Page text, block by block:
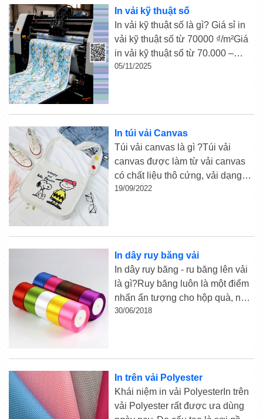
In vải kỹ thuật số
In vải kỹ thuật số là gì? Giá sỉ in
vải kỹ thuật số từ 70000 ₫/m²Giá
in vải kỹ thuật số từ 70.000 –
180.000 ₫/m², để in vải kỹ thuật
05/11/2025
In túi vải Canvas
Túi vải canvas là gì ?Túi vải
canvas được làm từ vải canvas
có chất liệu thô cứng, vải dạng
sợi nên độ bền cao, khả năng
19/09/2022
In dây ruy băng vải
In dây ruy băng - ru băng lên vải
là gì?Ruy băng luôn là một điểm
nhấn ấn tượng cho hộp quà, nó
không chỉ giúp hộp quà đẹp mà
30/06/2018
In trên vải Polyester
Khái niệm in vải PolyesterIn trên
vải Polyester rất được ưa dùng